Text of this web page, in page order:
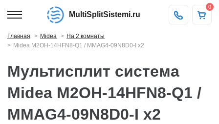
MultiSplitSistemi.ru
0
Главная Midea
На 2 комнаты
Midea M2OH-14HFN8-Q1 / MMAG4-09N8D0-I x2
Мультисплит система
Midea M2OH-14HFN8-Q1 /
MMAG4-09N8D0-I x2